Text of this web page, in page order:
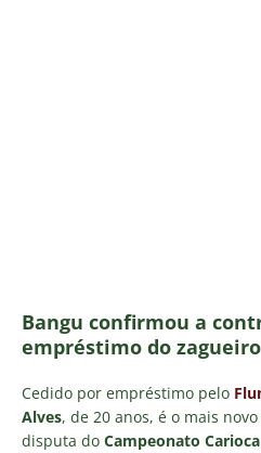
Bangu confirmou a
empréstimo do
Cedido por empréstimo pelo
Alves, de 20 anos, é o mais
disputa do Campeonato